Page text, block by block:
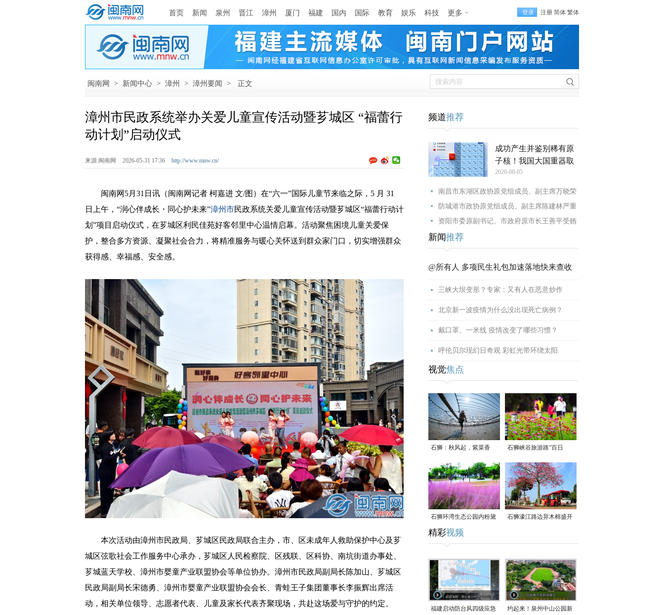
首页 新闻 泉州 晋江 漳州 厦门 福建 国内 国际 教育 娱乐 科技 更多 登录 注册 简体 繁体
闽南网 > 新闻中心 > 漳州 > 漳州要闻 > 正文
漳州市民政系统举办关爱儿童宣传活动暨芗城区 “福蕾行
动计划”启动仪式
来源:闽南网 2026-05-31 17:36 http://www.mnw.cn/
闽南网5月31日讯（闽南网记者 柯嘉进 文/图）在“六一”国际儿童节来临之际，5 月 31
日上午，“润心伴成长・同心护未来”漳州市民政系统关爱儿童宣传活动暨芗城区“福蕾行动计
划”项目启动仪式，在芗城区利民佳苑好客邻里中心温情启幕。活动聚焦困境儿童关爱保
护，整合多方资源、凝聚社会合力，将精准服务与暖心关怀送到群众家门口，切实增强群众
获得感、幸福感、安全感。
本次活动由漳州市民政局、芗城区民政局联合主办，市、区未成年人救助保护中心及芗
城区弦歌社会工作服务中心承办，芗城区人民检察院、区残联、区科协、南坑街道办事处、
芗城蓝天学校、漳州市婴童产业联盟协会等单位协办。漳州市民政局副局长陈加山、芗城区
民政局副局长宋德勇、漳州市婴童产业联盟协会会长、青蛙王子集团董事长李振辉出席活
动，相关单位领导、志愿者代表、儿童及家长代表齐聚现场，共赴这场爱与守护的约定。
频道推荐
成功产生并鉴别稀有原
子核！我国大国重器取
2026-08-05
南昌市东湖区政协原党组成员、副主席万晓荣
防城港市政协原党组成员、副主席陈建林严重
资阳市委原副书记、市政府原市长王善平受贿
新闻推荐
@所有人 多项民生礼包加速落地快来查收
三峡大坝变形？专家：又有人在恶意炒作
北京新一波疫情为什么没出现死亡病例？
戴口罩、一米线 疫情改变了哪些习惯？
呼伦贝尔现幻日奇观 彩虹光带环绕太阳
视觉焦点
石狮：秋风起，紫菜香 石狮峡谷旅游路“百日
草”争相斗艳
石狮环湾生态公园内粉黛
乱子草盛放
石狮濠江路边异木棉盛开
精彩视频
福建启动防台风四级应急 约起来！泉州中山公园新